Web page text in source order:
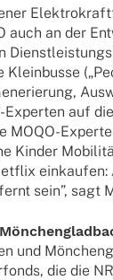
auch an der
Exper­­ten auf
MOQO-
Kinder
einkau­fen:
sein”, sagt
und
die die